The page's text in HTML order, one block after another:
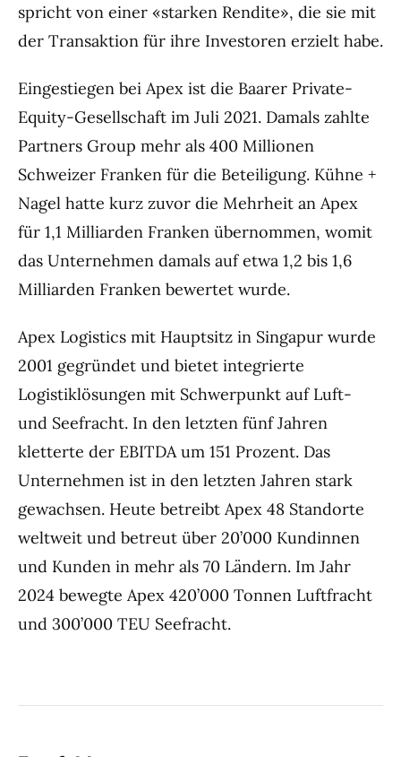
spricht von einer «starken Rendite», die sie mit
der Transaktion für ihre Investoren erzielt habe.
Eingestiegen bei Apex ist die Baarer Private-
Equity-Gesellschaft im Juli 2021. Damals zahlte
Partners Group mehr als 400 Millionen
Schweizer Franken für die Beteiligung. Kühne +
Nagel hatte kurz zuvor die Mehrheit an Apex
für 1,1 Milliarden Franken übernommen, womit
das Unternehmen damals auf etwa 1,2 bis 1,6
Milliarden Franken bewertet wurde.
Apex Logistics mit Hauptsitz in Singapur wurde
2001 gegründet und bietet integrierte
Logistiklösungen mit Schwerpunkt auf Luft-
und Seefracht. In den letzten fünf Jahren
kletterte der EBITDA um 151 Prozent. Das
Unternehmen ist in den letzten Jahren stark
gewachsen. Heute betreibt Apex 48 Standorte
weltweit und betreut über 20’000 Kundinnen
und Kunden in mehr als 70 Ländern. Im Jahr
2024 bewegte Apex 420’000 Tonnen Luftfracht
und 300’000 TEU Seefracht.